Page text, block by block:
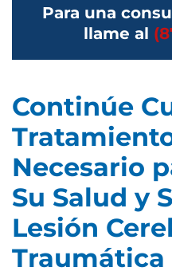
Para una
llame al
Continúe
Necesario
Su Salud y
Lesión
Traumática